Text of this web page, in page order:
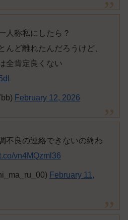
人称私にしたら？
んど離れたんだろうけど、
全肯定良くない
February 12, 2026
不良の連絡できないの終わ
vn4MQzml36
February 11,